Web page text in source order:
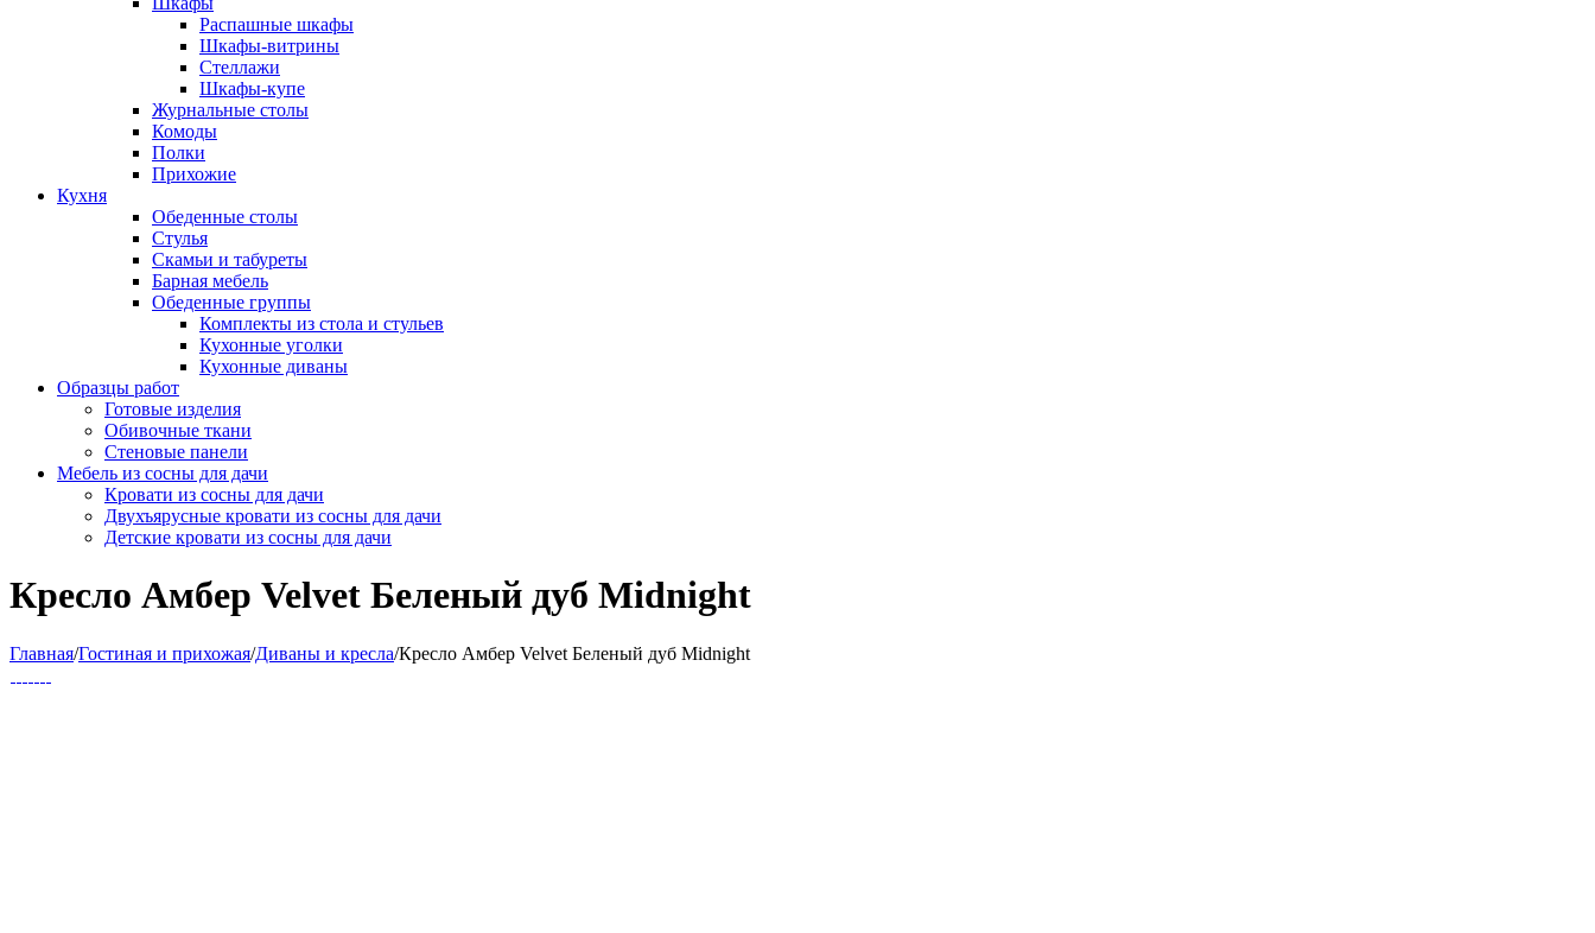
Распашные шкафы
Шкафы-витрины
Стеллажи
Шкафы-купе
Журнальные столы
Комоды
Полки
Прихожие
Кухня
Обеденные столы
Стулья
Скамьи и табуреты
Барная мебель
Обеденные группы
Комплекты из стола и стульев
Кухонные уголки
Кухонные диваны
Образцы работ
Готовые изделия
Обивочные ткани
Стеновые панели
Мебель из сосны для дачи
Кровати из сосны для дачи
Двухъярусные кровати из сосны для дачи
Детские кровати из сосны для дачи
Кресло Амбер Velvet Беленый дуб Midnight
Главная/Гостиная и прихожая/Диваны и кресла/Кресло Амбер Velvet Беленый дуб Midnight